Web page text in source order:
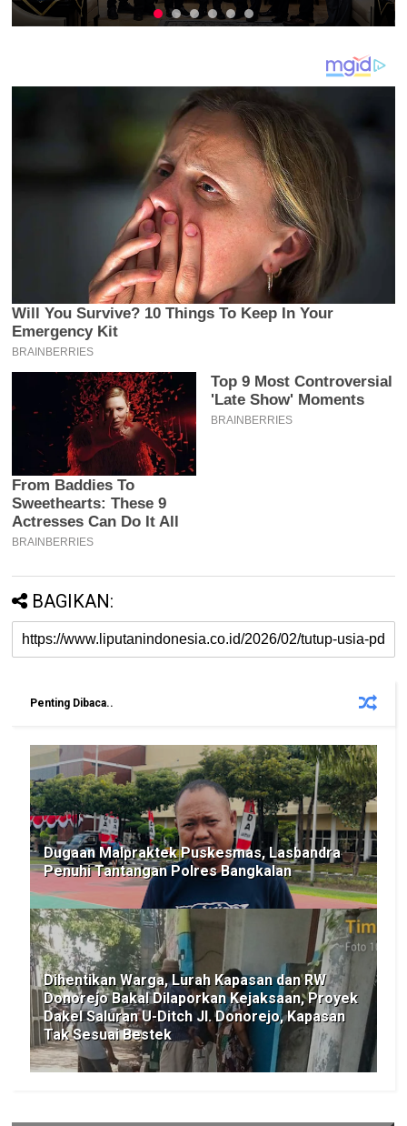
BAGIKAN:
Penting Dibaca..
Dugaan Malpraktek Puskesmas, Lasbandra
Penuhi Tantangan Polres Bangkalan
Dihentikan Warga, Lurah Kapasan dan RW
Donorejo Bakal Dilaporkan Kejaksaan, Proyek
Dakel Saluran U-Ditch Jl. Donorejo, Kapasan
Tak Sesuai Bestek